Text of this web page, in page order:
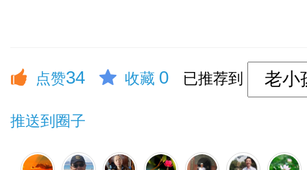
点赞34 收藏 0 已推荐到
推送到圈子